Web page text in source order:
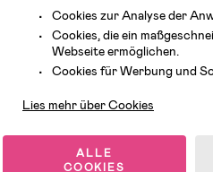
Cookies zur Analyse der
Cookies, die ein
Webseite ermöglichen.
Cookies für Werbung und
Lies mehr über Cookies
ALLE
COOKIES